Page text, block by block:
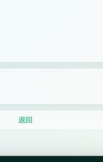
返回